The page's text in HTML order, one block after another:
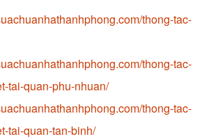
thong-tac-
thong-tac-
tai-quan-phu-nhuan/
thong-tac-
tai-quan-tan-binh/